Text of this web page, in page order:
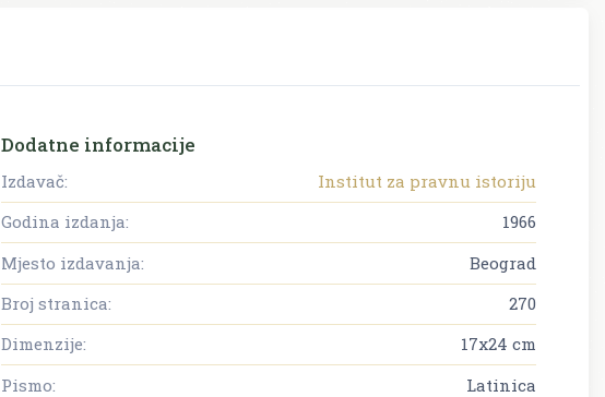
Dodatne informacije
Izdavač:
Institut za pravnu istoriju
Godina izdanja:
1966
Mjesto izdavanja:
Beograd
Broj stranica:
270
Dimenzije:
17x24 cm
Pismo:
Latinica